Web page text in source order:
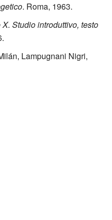
. Roma, 1963.
X. Studio introduttivo, testo
Lampugnani Nigri,